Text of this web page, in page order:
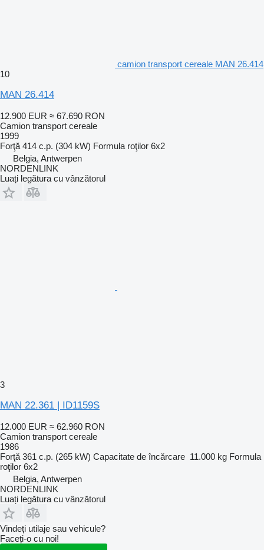
camion transport cereale MAN 26.414
10
MAN 26.414
12.900 EUR ≈ 67.690 RON
Camion transport cereale
1999
Forţă 414 c.p. (304 kW) Formula roţilor 6x2
Belgia, Antwerpen
NORDENLINK
Luați legătura cu vânzătorul
3
MAN 22.361 | ID1159S
12.000 EUR ≈ 62.960 RON
Camion transport cereale
1986
Forţă 361 c.p. (265 kW) Capacitate de încărcare 11.000 kg Formula
roţilor 6x2
Belgia, Antwerpen
NORDENLINK
Luați legătura cu vânzătorul
Vindeți utilaje sau vehicule?
Faceți-o cu noi!